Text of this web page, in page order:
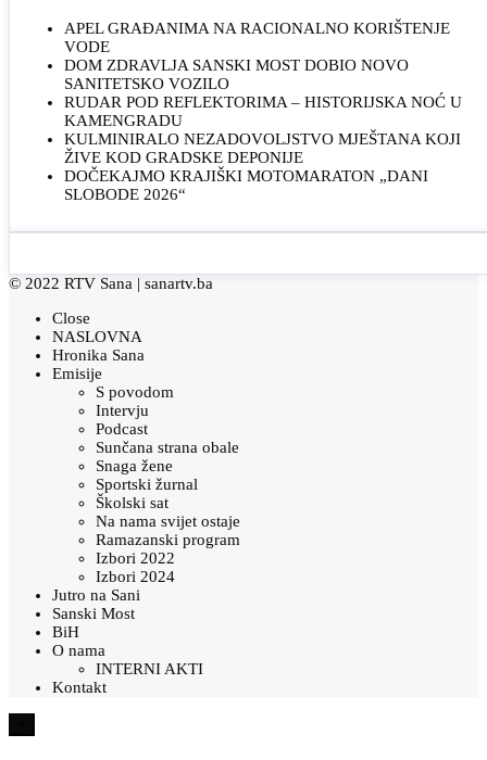
APEL GRAĐANIMA NA RACIONALNO KORIŠTENJE
VODE
DOM ZDRAVLJA SANSKI MOST DOBIO NOVO
SANITETSKO VOZILO
RUDAR POD REFLEKTORIMA – HISTORIJSKA NOĆ U
KAMENGRADU
KULMINIRALO NEZADOVOLJSTVO MJEŠTANA KOJI
ŽIVE KOD GRADSKE DEPONIJE
DOČEKAJMO KRAJIŠKI MOTOMARATON „DANI
SLOBODE 2026“
© 2022 RTV Sana | sanartv.ba
Close
NASLOVNA
Hronika Sana
Emisije
S povodom
Intervju
Podcast
Sunčana strana obale
Snaga žene
Sportski žurnal
Školski sat
Na nama svijet ostaje
Ramazanski program
Izbori 2022
Izbori 2024
Jutro na Sani
Sanski Most
BiH
O nama
INTERNI AKTI
Kontakt